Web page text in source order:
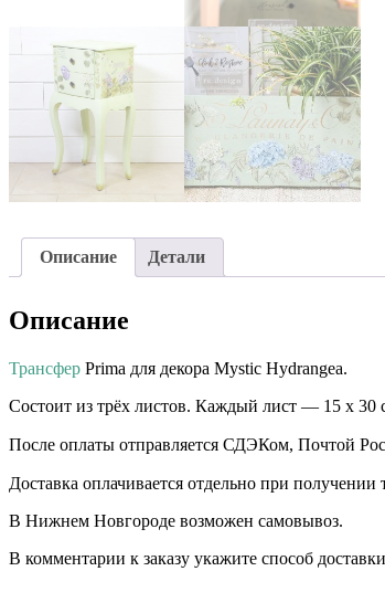
Описание Детали
Описание
Трансфер Prima для декора Mystic Hydrangea.⠀
Состоит из трёх листов. Каждый лист — 15 х 30
После оплаты отправляется СДЭКом, Почтой
Доставка оплачивается отдельно при
В Нижнем Новгороде возможен самовывоз.
В комментарии к заказу укажите способ